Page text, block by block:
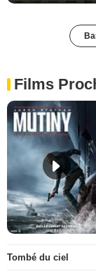
Films
Tombé du ciel